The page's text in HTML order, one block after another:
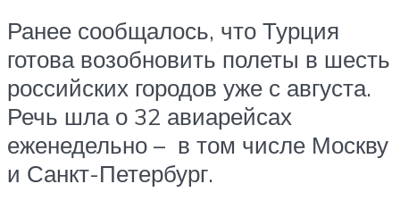
Ранее сообщалось, что Турция
готова возобновить полеты в шесть
российских городов уже с августа.
Речь шла о 32 авиарейсах
еженедельно – в том числе Москву
и Санкт-Петербург.